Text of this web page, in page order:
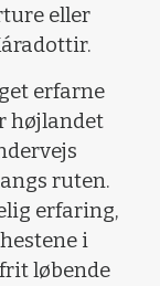
eller
erfarne
højlandet
ruten.
erfaring,
i
løbende